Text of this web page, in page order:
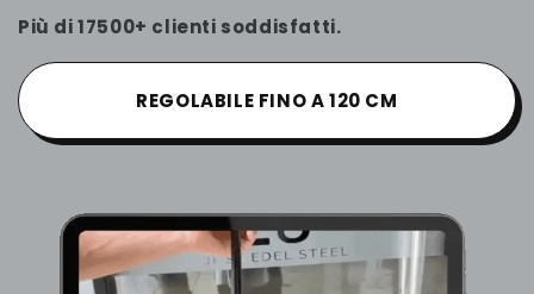
REGOLABILE FINO A 120 CM
Più di 17500+ clienti soddisfatti.